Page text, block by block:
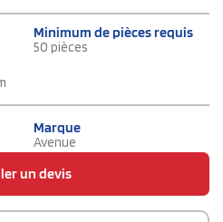
Minimum de pièces requis
50 pièces
Marque
Avenue
un devis